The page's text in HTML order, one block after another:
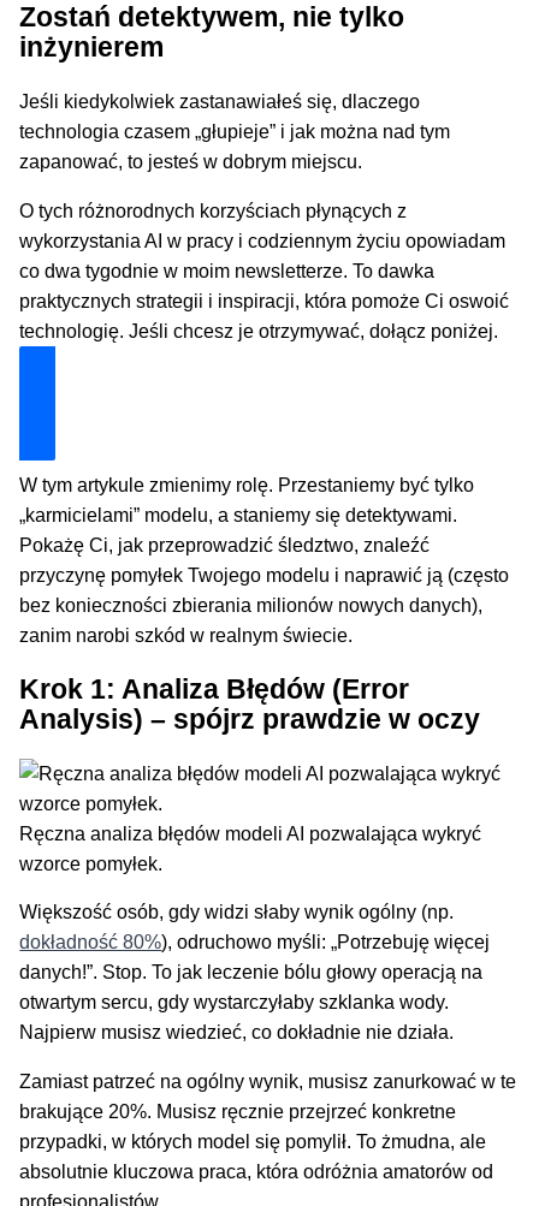
Zostań detektywem, nie tylko
inżynierem
Jeśli kiedykolwiek zastanawiałeś się, dlaczego
technologia czasem „głupieje” i jak można nad tym
zapanować, to jesteś w dobrym miejscu.
O tych różnorodnych korzyściach płynących z
wykorzystania AI w pracy i codziennym życiu opowiadam
co dwa tygodnie w moim newsletterze. To dawka
praktycznych strategii i inspiracji, która pomoże Ci oswoić
technologię. Jeśli chcesz je otrzymywać, dołącz poniżej.
W tym artykule zmienimy rolę. Przestaniemy być tylko
„karmicielami” modelu, a staniemy się detektywami.
Pokażę Ci, jak przeprowadzić śledztwo, znaleźć
przyczynę pomyłek Twojego modelu i naprawić ją (często
bez konieczności zbierania milionów nowych danych),
zanim narobi szkód w realnym świecie.
Krok 1: Analiza Błędów (Error
Analysis) – spójrz prawdzie w oczy
Ręczna analiza błędów modeli AI pozwalająca wykryć
wzorce pomyłek.
Większość osób, gdy widzi słaby wynik ogólny (np.
dokładność 80%), odruchowo myśli: „Potrzebuję więcej
danych!”. Stop. To jak leczenie bólu głowy operacją na
otwartym sercu, gdy wystarczyłaby szklanka wody.
Najpierw musisz wiedzieć, co dokładnie nie działa.
Zamiast patrzeć na ogólny wynik, musisz zanurkować w te
brakujące 20%. Musisz ręcznie przejrzeć konkretne
przypadki, w których model się pomylił. To żmudna, ale
absolutnie kluczowa praca, która odróżnia amatorów od
profesjonalistów.